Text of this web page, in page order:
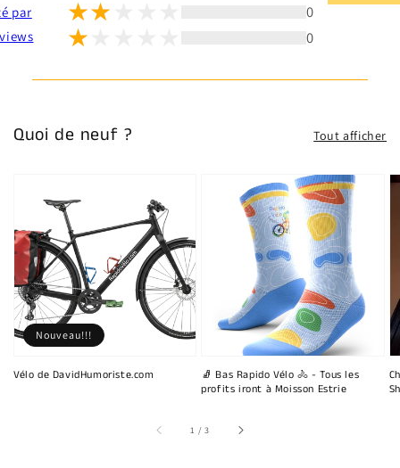
par
0
0
Quoi de neuf ? Tout afficher
Vélo de DavidHumoriste.com
Nouveau!!!
🧦 Bas Rapido Vélo 🚴 - Tous les
profits iront à Moisson Estrie
1 /sur
3